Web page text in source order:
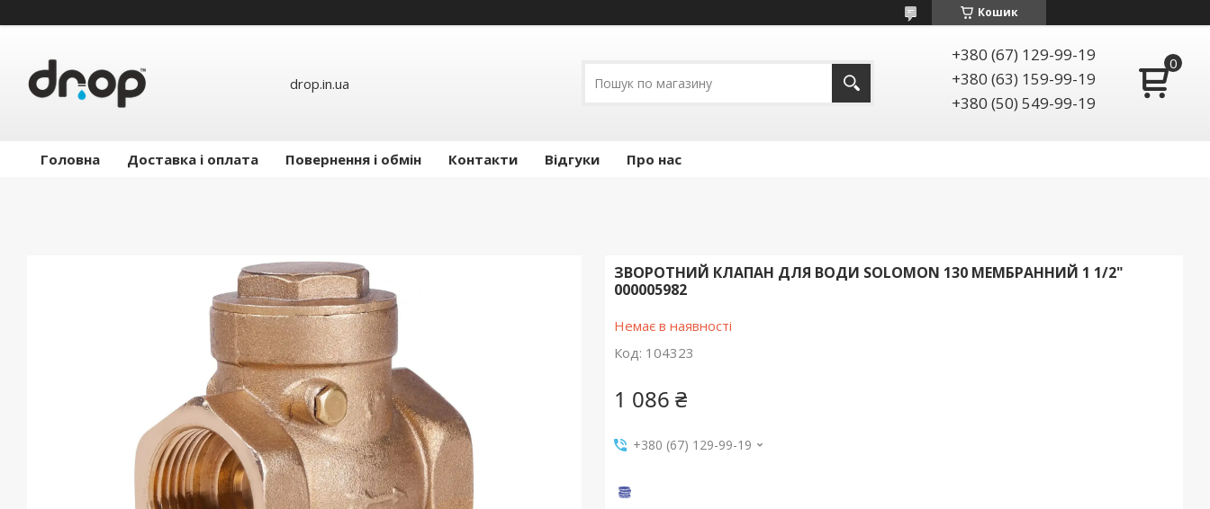
Кошик
drop.in.ua
+380 (67) 129-99-19
+380 (63) 159-99-19
+380 (50) 549-99-19
Головна Доставка і оплата Повернення і обмін Контакти Відгуки Про нас
ЗВОРОТНИЙ КЛАПАН ДЛЯ ВОДИ SOLOMON 130 МЕМБРАННИЙ 1 1/2"
000005982
Немає в наявності
Код: 104323
1 086 ₴
+380 (67) 129-99-19